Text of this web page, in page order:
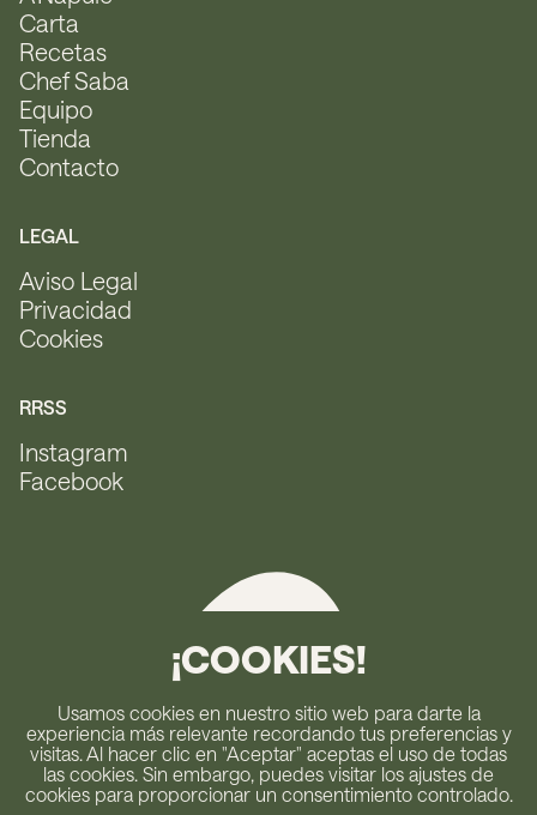
¡COOKIES!
Usamos cookies en nuestro sitio web para darte la
experiencia más relevante recordando tus preferencias y
visitas. Al hacer clic en "Aceptar" aceptas el uso de todas
las cookies. Sin embargo, puedes visitar los ajustes de
cookies para proporcionar un consentimiento controlado.
Carta
Recetas
Chef Saba
Equipo
Tienda
Contacto
LEGAL
Aviso Legal
Privacidad
Cookies
RRSS
Instagram
Facebook